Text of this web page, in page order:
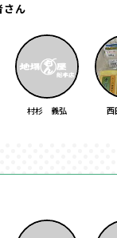
さん
村杉 義弘